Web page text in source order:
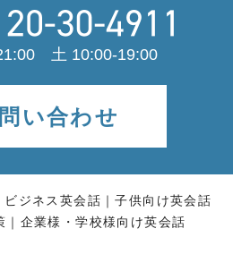
土 10:00-19:00
い合わせ
ビジネス英会話
子供向け英会話
企業様・学校様向け英会話